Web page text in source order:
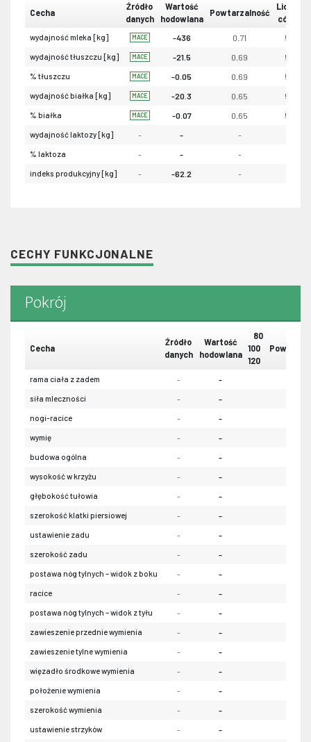
Cecha
Źródło
danych
Wartość
hodowlana
Powtarzalność
Liczba
córek
wydajność mleka [kg] MACE -436 0.71 56
wydajność tłuszczu [kg] MACE -21.5 0.69 56
% tłuszczu MACE -0.05 0.69 56
wydajność białka [kg] MACE -20.3 0.65 56
% białka MACE -0.07 0.65 56
wydajność laktozy [kg] - - -
% laktoza - - -
indeks produkcyjny [kg] - -62.2 -
CECHY FUNKCJONALNE
Pokrój
Cecha
Źródło
danych
Wartość
hodowlana
80
100
120
rama ciała z zadem - -
siła mleczności - -
nogi-racice - -
wymię - -
budowa ogólna - -
wysokość w krzyżu - -
głębokość tułowia - -
szerokość klatki piersiowej - -
ustawienie zadu - -
szerokość zadu - -
postawa nóg tylnych – widok z boku - -
racice - -
postawa nóg tylnych – widok z tyłu - -
zawieszenie przednie wymienia - -
zawieszenie tylne wymienia - -
więzadło środkowe wymienia - -
położenie wymienia - -
szerokość wymienia - -
ustawienie strzyków - -